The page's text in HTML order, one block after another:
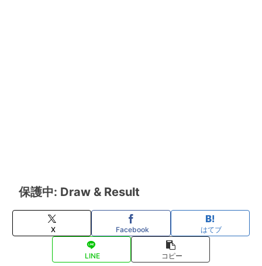
保護中: Draw & Result
X Facebook はてブ
LINE コピー